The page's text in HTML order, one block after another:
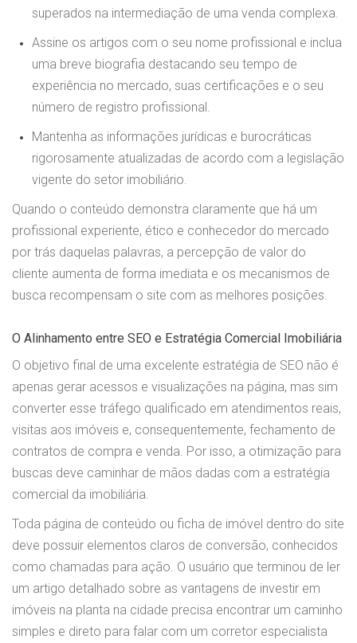
superados na intermediação de uma venda complexa.
Assine os artigos com o seu nome profissional e inclua
uma breve biografia destacando seu tempo de
experiência no mercado, suas certificações e o seu
número de registro profissional.
Mantenha as informações jurídicas e burocráticas
rigorosamente atualizadas de acordo com a legislação
vigente do setor imobiliário.
Quando o conteúdo demonstra claramente que há um
profissional experiente, ético e conhecedor do mercado
por trás daquelas palavras, a percepção de valor do
cliente aumenta de forma imediata e os mecanismos de
busca recompensam o site com as melhores posições.
O Alinhamento entre SEO e Estratégia Comercial Imobiliária
O objetivo final de uma excelente estratégia de SEO não é
apenas gerar acessos e visualizações na página, mas sim
converter esse tráfego qualificado em atendimentos reais,
visitas aos imóveis e, consequentemente, fechamento de
contratos de compra e venda. Por isso, a otimização para
buscas deve caminhar de mãos dadas com a estratégia
comercial da imobiliária.
Toda página de conteúdo ou ficha de imóvel dentro do site
deve possuir elementos claros de conversão, conhecidos
como chamadas para ação. O usuário que terminou de ler
um artigo detalhado sobre as vantagens de investir em
imóveis na planta na cidade precisa encontrar um caminho
simples e direto para falar com um corretor especialista